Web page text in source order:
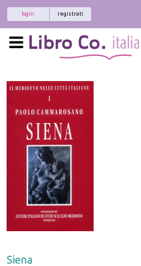
registrati
login
Siena